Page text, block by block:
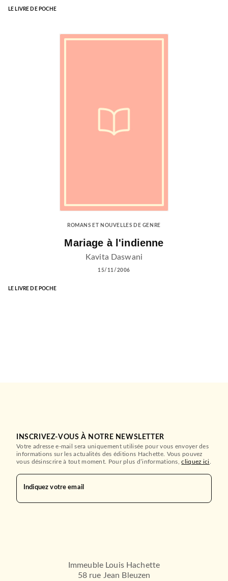
LE LIVRE DE POCHE
ROMANS ET NOUVELLES DE GENRE
Mariage à l'indienne
Kavita Daswani
15/11/2006
LE LIVRE DE POCHE
INSCRIVEZ-VOUS À NOTRE NEWSLETTER
Votre adresse e-mail sera uniquement utilisée pour vous envoyer des
informations sur les actualités des éditions Hachette. Vous pouvez
vous désinscrire à tout moment. Pour plus d’informations,cliquez ici
Indiquez votre email
Immeuble Louis Hachette
58 rue Jean Bleuzen